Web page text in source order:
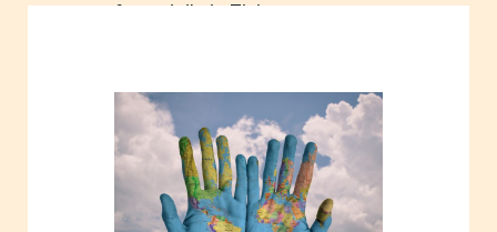
sessuale
ruolo
sociale
e
politico
femminile in Ticino